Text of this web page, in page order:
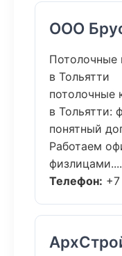
ООО
Потолочные
в Тольятти
потолочные
в Тольятти:
понятный
Работаем
физлицами....
Телефон: